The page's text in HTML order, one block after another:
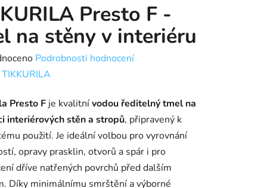
Presto F -
na stěny v interiéru
Podrobnosti hodnocení
TIKKURILA
Presto F je kvalitnívodou ředitelný tmel na
interiérových stěn a stropů, připravený k
použití. Je ideální volbou pro vyrovnání
opravy prasklin, otvorů a spár i pro
dříve natřených povrchů před dalším
Díky minimálnímu smrštění a výborné